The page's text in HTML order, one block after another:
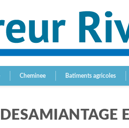
Cheminee Batiments agricoles
DESAMIANTAGE